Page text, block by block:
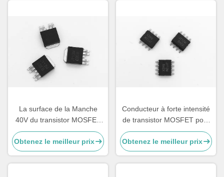
La surface de la Manche
40V du transistor MOSFET
N et du P de conducteur de
moteur de JY13M BLDC
montent
Obtenez le meilleur prix
Conducteur à forte intensité
de transistor MOSFET pour
le conducteur de moteur de
BLDC, transistor MOSFET
de montage en pont de 30A
H
Obtenez le meilleur prix